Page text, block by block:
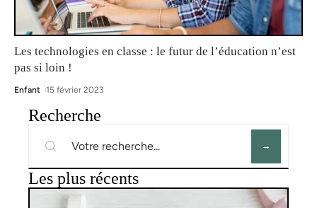
Les technologies en classe : le futur de l’éducation n’est
pas si loin !
Enfant 15 février 2023
Recherche
Les plus récents